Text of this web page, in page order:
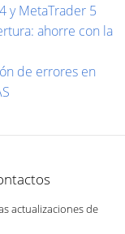
y MetaTrader 5
ahorre con la
de errores en
actualizaciones de